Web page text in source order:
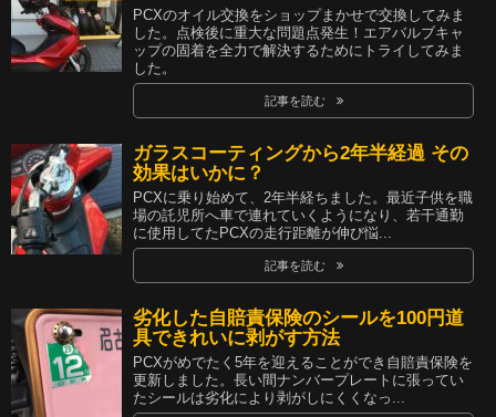
PCXのオイル交換をショップまかせで交換してみま
した。点検後に重大な問題点発生！エアバルブキャ
ップの固着を全力で解決するためにトライしてみま
した。
記事を読む
ガラスコーティングから2年半経過 その
効果はいかに？
PCXに乗り始めて、2年半経ちました。最近子供を職
場の託児所へ車で連れていくようになり、若干通勤
に使用してたPCXの走行距離が伸び悩...
記事を読む
劣化した自賠責保険のシールを100円道
具できれいに剥がす方法
PCXがめでたく5年を迎えることができ自賠責保険を
更新しました。長い間ナンバープレートに張ってい
たシールは劣化により剥がしにくくなっ...